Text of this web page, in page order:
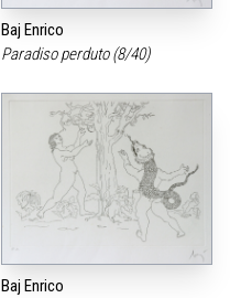
Baj Enrico
Paradiso perduto (8/40)
Baj Enrico